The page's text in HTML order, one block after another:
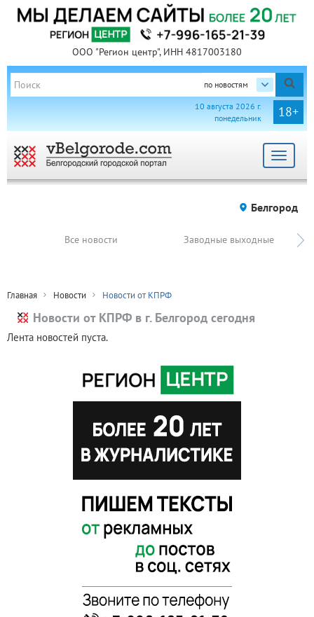
ООО "Регион центр", ИНН 4817003180
по новостям
18+
10 августа 2026 г.
понедельник
Toggle
Белгород
Все новости Заводные выходные
Главная Новости Новости от КПРФ
Новости от КПРФ в г. Белгород сегодня
Лента новостей пуста.